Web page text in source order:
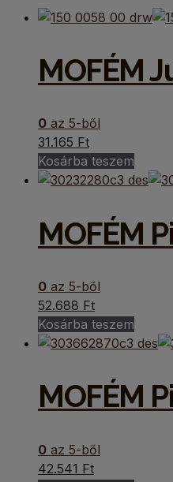
MOFÉM
0 az 5-ből
31.165 Ft
Kosárba teszem
MOFÉM
0 az 5-ből
52.688 Ft
Kosárba teszem
MOFÉM
0 az 5-ből
42.541 Ft